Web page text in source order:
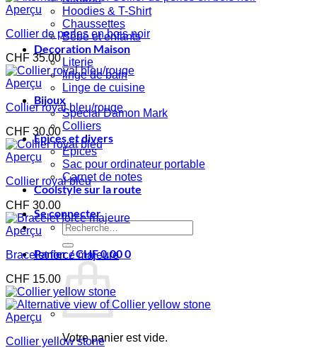
Hoodies & T-Shirt
Chaussettes
Bébé et enfants
Decoration Maison
Literie
linge de bain
Linge de cuisine
Bijoux
Spécial Damon Mark
Colliers
Epices et divers
Epices
Sac pour ordinateur portable
Carnet de notes
Coolstyle sur la route
Se connecter
Recherche
pour :
Panier /CHF0.000
Votre panier est vide.
Aperçu
Collier de perles en bois noir
CHF 35.00
Aperçu
Collier royal bleu/rouge
CHF 30.00
Aperçu
Collier royal bleu
CHF 30.00
Aperçu
Bracelet force majeure
CHF 15.00
Aperçu
Collier yellow stone